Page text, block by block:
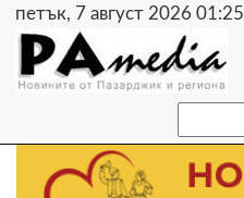
петък, 7 август 2026 01:25